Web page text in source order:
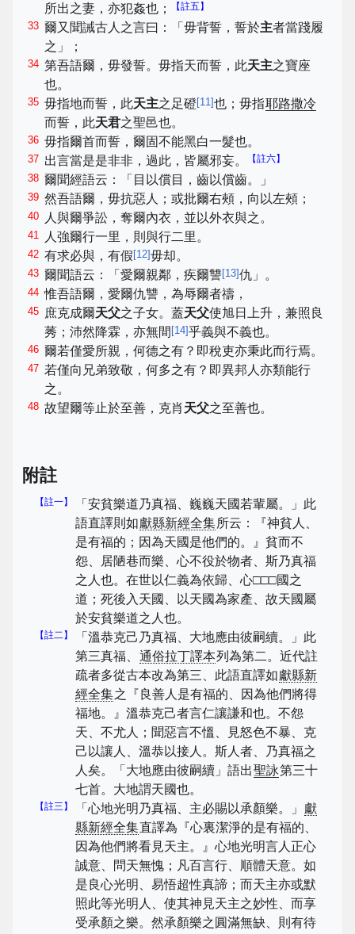
所出之妻，亦犯姦也； 【註五】
33 爾又聞誡古人之言曰：「毋背誓，誓於主者當踐履
之」；
34 第吾語爾，毋發誓。毋指天而誓，此天主之寶座
也。
35 毋指地而誓，此天主之足磴 [11]也；毋指耶路撒冷
而誓，此天君之聖邑也。
36 毋指爾首而誓，爾固不能黑白一髮也。
37 出言當是是非非，過此，皆屬邪妄。 【註六】
38 爾聞經語云：「目以償目，齒以償齒。」
39 然吾語爾，毋抗惡人；或批爾右頰，向以左頰；
40 人與爾爭訟，奪爾內衣，並以外衣與之。
41 人強爾行一里，則與行二里。
42 有求必與，有假 [12]毋却。
43 爾聞語云：「愛爾親鄰，疾爾讐[13]仇」。
44 惟吾語爾，愛爾仇讐，為辱爾者禱，
45 庶克成爾天父之子女。蓋天父使旭日上升，兼照良
莠；沛然降霖，亦無間 [14]乎義與不義也。
46 爾若僅愛所親，何德之有？即稅吏亦秉此而行焉。
47 若僅向兄弟致敬，何多之有？即異邦人亦類能行
之。
48 故望爾等止於至善，克肖 天父之至善也。
附註
【註一】
「安貧樂道乃真福、巍巍天國若輩屬。」此
語直譯則如獻縣新經全集所云：『神貧人、
是有福的；因為天國是他們的。』貧而不
怨、居陋巷而樂、心不役於物者、斯乃真福
之人也。在世以仁義為依歸、心□□□國之
道；死後入天國、以天國為家產、故天國屬
於安貧樂道之人也。
【註二】
「溫恭克己乃真福、大地應由彼嗣續。」此
第三真福、 通俗拉丁譯本列為第二。近代註
疏者多從古本改為第三、此語直譯如獻縣新
經全集之『良善人是有福的、因為他們將得
福地。』溫恭克己者言仁讓謙和也。不怨
天、不尤人；聞惡言不慍、見怒色不暴、克
己以讓人、溫恭以接人。斯人者、乃真福之
人矣。「大地應由彼嗣續」語出聖詠第三十
七首。大地謂天國也。
【註三】 「心地光明乃真福、主必賜以承顏樂。」
獻
縣新經全集直譯為『心裏潔淨的是有福的、
因為他們將看見天主。』心地光明言人正心
誠意、問天無愧；凡百言行、順體天意。如
是良心光明、易悟超性真諦；而天主亦或默
照此等光明人、使其神見天主之妙性、而享
受承顏之樂。然承顏樂之圓滿無缺、則有待